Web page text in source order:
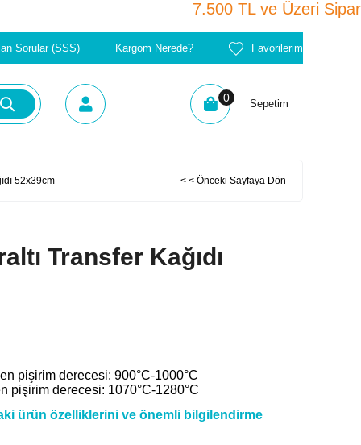
7.500 TL ve
Sorular (SSS) Kargom Nerede? Favorilerim
Sepetim
0
52x39cm < < Önceki Sayfaya Dön
Transfer Kağıdı
pişirim derecesi: 900°C-1000°C
pişirim derecesi: 1070°C-1280°C
ürün özelliklerini ve önemli bilgilendirme